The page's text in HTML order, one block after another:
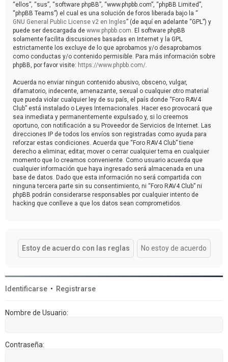
“ellos”, “sus”, “software phpBB”, “www.phpbb.com”, “phpBB Limited”,
“phpBB Teams”) el cual es una solución de foros liberada bajo la “
GNU General Public License v2 en Ingles” (de aquí en adelante “GPL”) y
puede ser descargada de www.phpbb.com . El software phpBB
solamente facilita discusiones basadas en Internet y la GPL
estrictamente los excluye de lo que aprobamos y/o desaprobamos
como conductas y/o contenido permisible. Para más información sobre
phpBB, por favor visite: https://www.phpbb.com/
Acuerda no enviar ningun contenido abusivo, obsceno, vulgar,
difamatorio, indecente, amenazante, sexual o cualquier otro material
que pueda violar cualquier ley de su país, el país donde “Foro RAV4
Club” está instalado o Leyes Internacionales. Hacer eso provocará que
sea inmediata y permanentemente expulsado y, si lo creemos
oportuno, con notificación a su Proveedor de Servicios de Internet. Las
direcciones IP de todos los envíos son registradas como ayuda para
reforzar estas condiciones. Acuerda que “Foro RAV4 Club” tiene
derecho a eliminar, editar, mover o cerrar cualquier tema en cualquier
momento que lo creamos conveniente. Como usuario acuerda que
cualquier información que haya ingresado será almacenada en una
base de datos. Dado que esta información no será compartida con
ninguna tercera parte sin su consentimiento, ni “Foro RAV4 Club” ni
phpBB podrán considerarse responsables por cualquier intento de
hacking que conlleve a que los datos sean comprometidos.
Identificarse • Registrarse
Nombre de Usuario:
Contraseña: